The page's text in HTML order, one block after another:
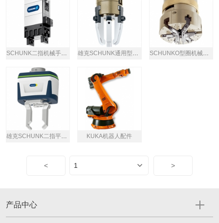
SCHUNK二指机械手EGP系列
雄克SCHUNK二指平动机械手Co-act EGP-C系列 KUKA机器人配件
< >
产品中心